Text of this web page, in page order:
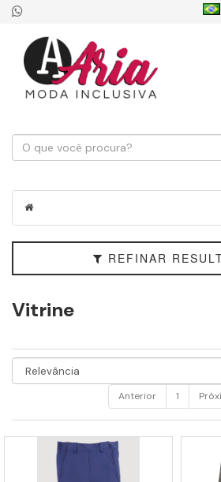
REFINAR
Filtrar
Categorias
de
Preço
Vitrine
Anterior 1